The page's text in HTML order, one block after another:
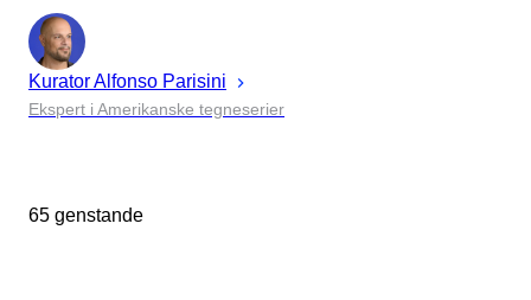
KuratorAlfonso Parisini
Ekspert i Amerikanske tegneserier
65 genstande